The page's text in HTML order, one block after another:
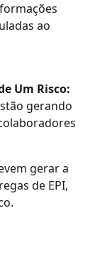
ao
Um Risco:
gerando
gerar a
de EPI,